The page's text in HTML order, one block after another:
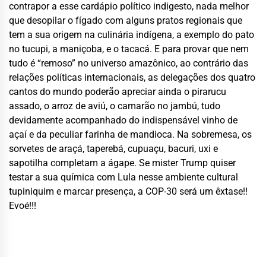
contrapor a esse cardápio político indigesto, nada melhor
que desopilar o fígado com alguns pratos regionais que
tem a sua origem na culinária indígena, a exemplo do pato
no tucupi, a maniçoba, e o tacacá. E para provar que nem
tudo é “remoso” no universo amazônico, ao contrário das
relações políticas internacionais, as delegações dos quatro
cantos do mundo poderão apreciar ainda o pirarucu
assado, o arroz de aviú, o camarão no jambú, tudo
devidamente acompanhado do indispensável vinho de
açaí e da peculiar farinha de mandioca. Na sobremesa, os
sorvetes de araçá, taperebá, cupuaçu, bacuri, uxi e
sapotilha completam a ágape. Se mister Trump quiser
testar a sua química com Lula nesse ambiente cultural
tupiniquim e marcar presença, a COP-30 será um êxtase!!
Evoé!!!